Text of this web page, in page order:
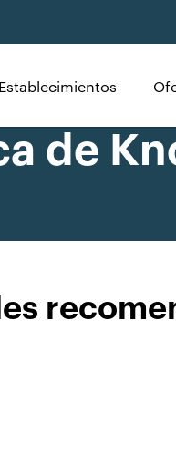
Establecimientos
de